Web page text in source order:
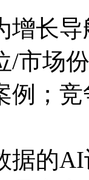
增长导
/市场
例；
据的